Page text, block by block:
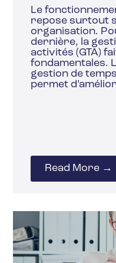
Le
repose surtout
organisation.
dernière, la
activités (GTA)
fondamentales.
gestion de
permet
Read More →